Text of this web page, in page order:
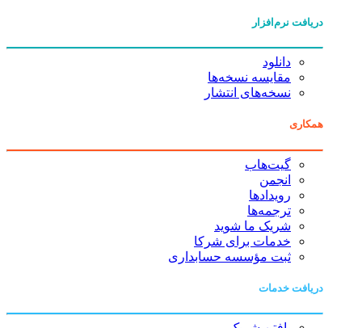
دریافت نرم‌افزار
دانلود
مقایسه نسخه‌ها
نسخه‌های انتشار
همکاری
گیت‌هاب
انجمن
رویدادها
ترجمه‌ها
شریک ما شوید
خدمات برای شرکا
ثبت مؤسسه حسابداری
دریافت خدمات